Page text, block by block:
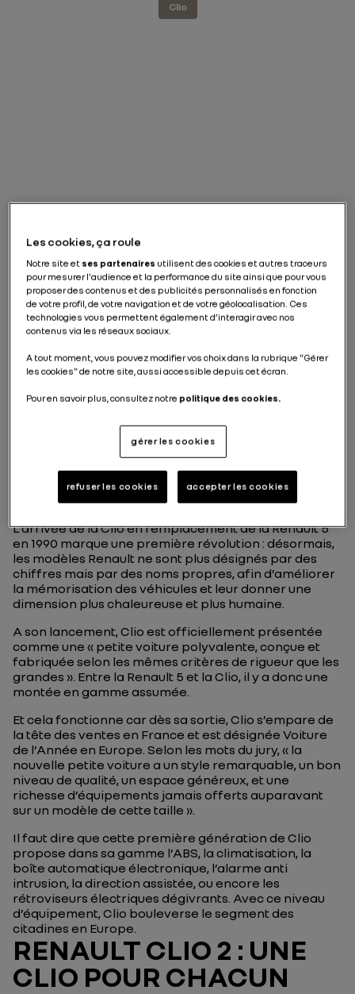
Clio
RENAULT CLIO 1 : ELLE
S’IMPOSE
IMMEDIATEMENT
L’arrivée de la Clio en remplacement de la Renault 5
en 1990 marque une première révolution : désormais,
les modèles Renault ne sont plus désignés par des
chiffres mais par des noms propres, afin d’améliorer
la mémorisation des véhicules et leur donner une
dimension plus chaleureuse et plus humaine.
A son lancement, Clio est officiellement présentée
comme une « petite voiture polyvalente, conçue et
fabriquée selon les mêmes critères de rigueur que les
grandes ». Entre la Renault 5 et la Clio, il y a donc une
montée en gamme assumée.
Et cela fonctionne car dès sa sortie, Clio s’empare de
la tête des ventes en France et est désignée Voiture
de l’Année en Europe. Selon les mots du jury, « la
nouvelle petite voiture a un style remarquable, un bon
niveau de qualité, un espace généreux, et une
richesse d’équipements jamais offerts auparavant
sur un modèle de cette taille ».
Il faut dire que cette première génération de Clio
propose dans sa gamme l’ABS, la climatisation, la
boîte automatique électronique, l’alarme anti
intrusion, la direction assistée, ou encore les
rétroviseurs électriques dégivrants. Avec ce niveau
d’équipement, Clio bouleverse le segment des
citadines en Europe.
RENAULT CLIO 2 : UNE
CLIO POUR CHACUN
Les cookies, ça roule
Notre site et ses partenaires utilisent des cookies et autres traceurs
pour mesurer l'audience et la performance du site ainsi que pour vous
proposer des contenus et des publicités personnalisés en fonction
de votre profil, de votre navigation et de votre géolocalisation. Ces
technologies vous permettent également d’interagir avec nos
contenus via les réseaux sociaux.
A tout moment, vous pouvez modifier vos choix dans la rubrique "Gérer
les cookies" de notre site, aussi accessible depuis cet écran.
Pour en savoir plus, consultez notre politique des cookies.
gérer les cookies
refuser les cookies accepter les cookies